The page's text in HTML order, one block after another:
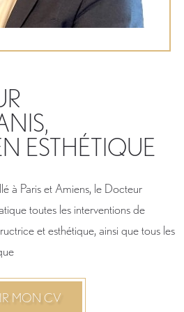
ESTHÉTIQUE
à Paris et Amiens, le Docteur
toutes les interventions de
et esthétique, ainsi que tous les
MON CV